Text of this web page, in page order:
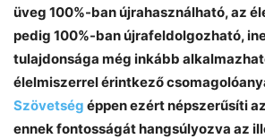
üveg 100%-ban újrahasználható, az
pedig 100%-ban újrafeldolgozható,
tulajdonsága még inkább
élelmiszerrel érintkező
Szövetség éppen ezért népszerűsíti
ennek fontosságát hangsúlyozva az